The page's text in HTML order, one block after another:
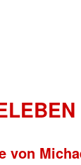
von